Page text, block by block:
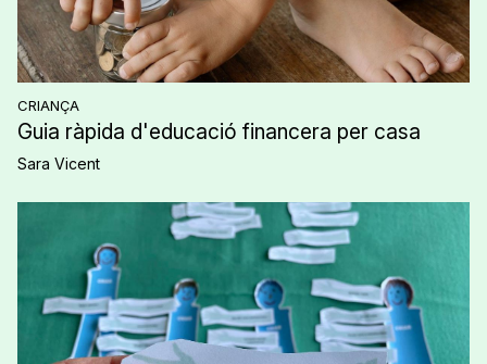
CRIANÇA
Guia ràpida d'educació financera per casa
Sara Vicent